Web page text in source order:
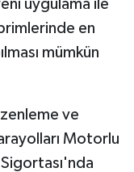
uygulama ile
en
mümkün
ve
Motorlu